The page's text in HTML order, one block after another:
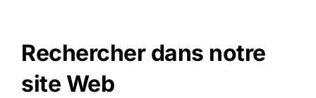
Rechercher dans notre
site Web